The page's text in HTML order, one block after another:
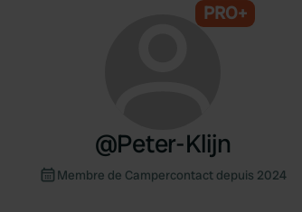
PRO+
@Peter-Klijn
Membre de Campercontact depuis 2024